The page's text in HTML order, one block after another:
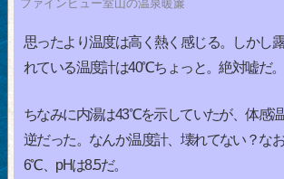
ファインビュー室山の温泉暖簾
思ったより温度は高く熱く感じる。しかし
れている温度計は40℃ちょっと。絶対嘘だ。
ちなみに内湯は43℃を示していたが、体感
逆だった。なんか温度計、壊れてない？な
6℃、pHは8.5だ。